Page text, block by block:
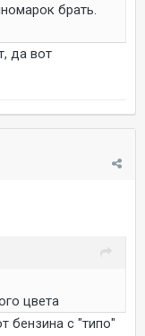
брать.
да вот
цвета
бензина с "типо"